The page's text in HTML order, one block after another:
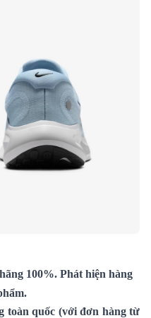
100%. Phát hiện hàng
toàn quốc (với đơn hàng từ